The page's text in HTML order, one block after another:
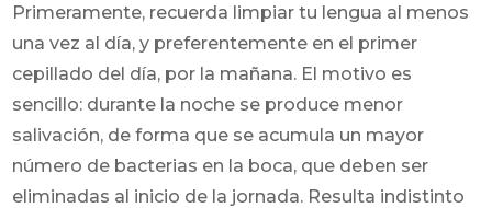
Primeramente, recuerda limpiar tu lengua al menos
una vez al día, y preferentemente en el primer
cepillado del día, por la mañana. El motivo es
sencillo: durante la noche se produce menor
salivación, de forma que se acumula un mayor
número de bacterias en la boca, que deben ser
eliminadas al inicio de la jornada. Resulta indistinto